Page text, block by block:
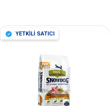
YETKİLİ SATICI